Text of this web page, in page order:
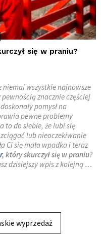
się w praniu?
niemal wszystkie najnowsze
znacznie częściej
pomysł na
pewne problemy
to do siebie, że lubi się
lub nieoczekiwanie
Ci się mała wpadka i teraz
, który skurczył się w praniu?
dzisiejszy wpis z kolejną …
wyprzedaż